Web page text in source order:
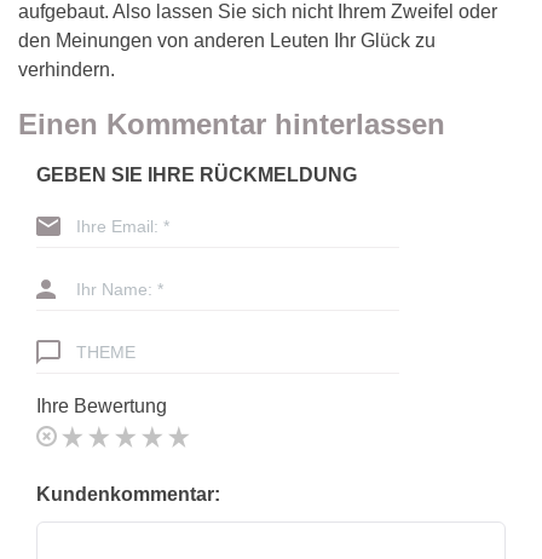
aufgebaut. Also lassen Sie sich nicht Ihrem Zweifel oder
den Meinungen von anderen Leuten Ihr Glück zu
verhindern.
Einen Kommentar hinterlassen
GEBEN SIE IHRE RÜCKMELDUNG
Ihre Email: *
Ihr Name: *
THEME
Ihre Bewertung
Kundenkommentar: